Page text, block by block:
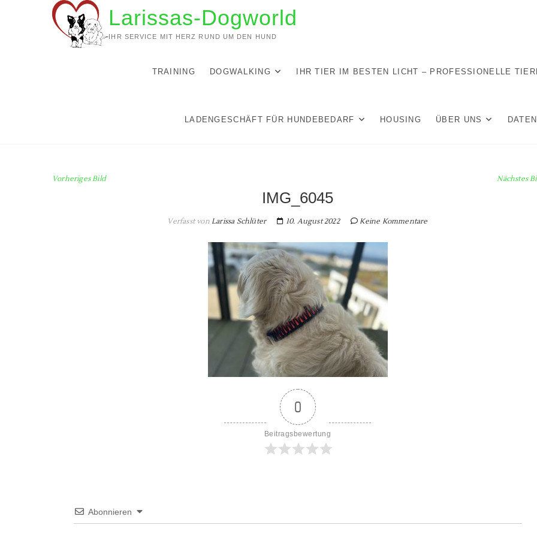
Larissas-Dogworld
IHR SERVICE MIT HERZ RUND UM DEN HUND
TRAINING DOGWALKING IHR TIER IM BESTEN LICHT – PROFESSIONELLE
LADENGESCHÄFT FÜR HUNDEBEDARF HOUSING ÜBER UNS
Vorheriges Bild Nächstes
IMG_6045
Verfasst vonLarissa Schlüter 10. August 2022 Keine Kommentare
0
Beitragsbewertung
Abonnieren